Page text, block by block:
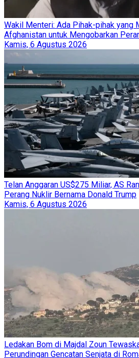
Wakil Menteri: Ada Pihak-pihak yang
Afghanistan untuk Mengobarkan
Kamis, 6 Agustus 2026
Telan Anggaran US$275 Miliar, AS
Perang Nuklir Bernama Donald Trump
Kamis, 6 Agustus 2026
Ledakan Bom di Majdal Zoun
Perundingan Gencatan Senjata di